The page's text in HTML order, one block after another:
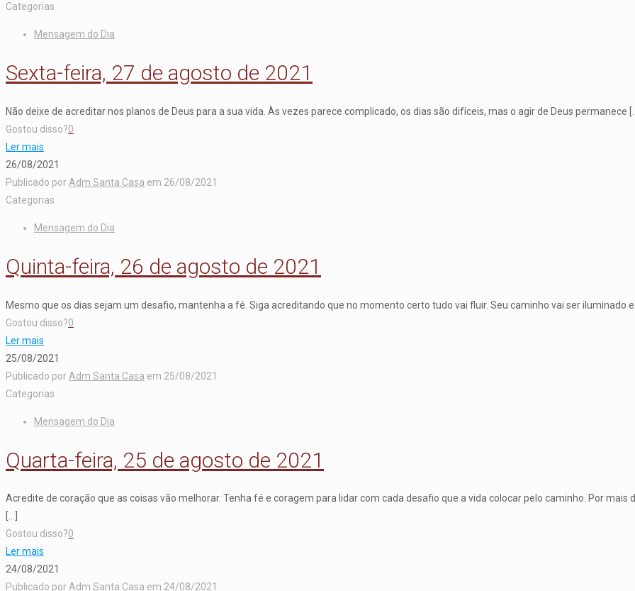
Categorias
Mensagem do Dia
Sexta-feira, 27 de agosto de 2021
Não deixe de acreditar nos planos de Deus para a sua vida. Às vezes parece complicado, os dias são difíceis, mas o agir de Deus permanece
Gostou disso?0
Ler mais
26/08/2021
Publicado por Adm Santa Casa em 26/08/2021
Categorias
Mensagem do Dia
Quinta-feira, 26 de agosto de 2021
Mesmo que os dias sejam um desafio, mantenha a fé. Siga acreditando que no momento certo tudo vai fluir. Seu caminho vai ser iluminado
Gostou disso?0
Ler mais
25/08/2021
Publicado por Adm Santa Casa em 25/08/2021
Categorias
Mensagem do Dia
Quarta-feira, 25 de agosto de 2021
Acredite de coração que as coisas vão melhorar. Tenha fé e coragem para lidar com cada desafio que a vida colocar pelo caminho. Por mais
[…]
Gostou disso?0
Ler mais
24/08/2021
Publicado porAdm Santa Casa em 24/08/2021